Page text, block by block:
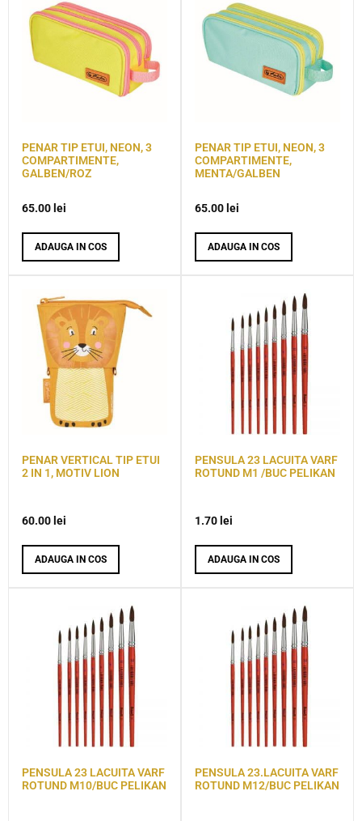
PENAR TIP ETUI, NEON, 3
COMPARTIMENTE,
GALBEN/ROZ
65.00 lei
ADAUGA IN COS
PENAR TIP ETUI, NEON, 3
COMPARTIMENTE,
MENTA/GALBEN
65.00 lei
ADAUGA IN COS
PENAR VERTICAL TIP ETUI
2 IN 1, MOTIV LION
60.00 lei
ADAUGA IN COS
PENSULA 23 LACUITA VARF
ROTUND M1 /BUC PELIKAN
1.70 lei
ADAUGA IN COS
PENSULA 23 LACUITA VARF
ROTUND M10/BUC PELIKAN
PENSULA 23.LACUITA VARF
ROTUND M12/BUC PELIKAN